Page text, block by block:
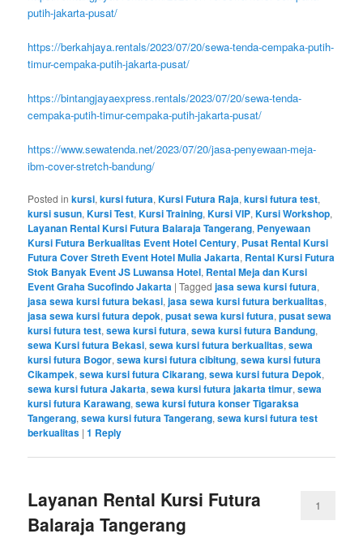
putih-jakarta-pusat/
https://berkahjaya.rentals/2023/07/20/sewa-tenda-cempaka-putih-
timur-cempaka-putih-jakarta-pusat/
https://bintangjayaexpress.rentals/2023/07/20/sewa-tenda-
cempaka-putih-timur-cempaka-putih-jakarta-pusat/
https://www.sewatenda.net/2023/07/20/jasa-penyewaan-meja-
ibm-cover-stretch-bandung/
Posted in kursi,kursi futura,Kursi Futura Raja,kursi futura test,
kursi susun,Kursi Test,Kursi Training,Kursi VIP,Kursi Workshop,
Layanan Rental Kursi Futura Balaraja Tangerang, Penyewaan
Kursi Futura Berkualitas Event Hotel Century, Pusat Rental Kursi
Futura Cover Streth Event Hotel Mulia Jakarta, Rental Kursi Futura
Stok Banyak Event JS Luwansa Hotel, Rental Meja dan Kursi
Event Graha Sucofindo Jakarta |Tagged jasa sewa kursi futura,
jasa sewa kursi futura bekasi,jasa sewa kursi futura berkualitas,
jasa sewa kursi futura depok,pusat sewa kursi futura,pusat sewa
kursi futura test,sewa kursi futura,sewa kursi futura Bandung,
sewa Kursi futura Bekasi,sewa kursi futura berkualitas,sewa
kursi futura Bogor,sewa kursi futura cibitung,sewa kursi futura
Cikampek,sewa kursi futura Cikarang,sewa kursi futura Depok,
sewa kursi futura Jakarta,sewa kursi futura jakarta timur,sewa
kursi futura Karawang,sewa kursi futura konser Tigaraksa
Tangerang,sewa kursi futura Tangerang,sewa kursi futura test
berkualitas |1 Reply
Layanan Rental Kursi Futura
Balaraja Tangerang
1